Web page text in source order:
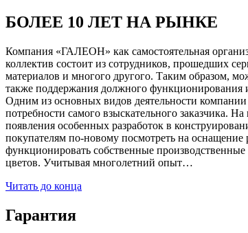
БОЛЕЕ 10 ЛЕТ НА РЫНКЕ
Компания «ГАЛЕОН» как самостоятельная
коллектив состоит из сотрудников, прошедших
материалов и многого другого. Таким образом,
также поддержания должного функционирования
Одним из основных видов деятельности
потребности самого взыскательного заказчика.
появления особенных разработок в
покупателям по-новому посмотреть на
функционировать собственные
цветов. Учитывая многолетний опыт…
Читать до конца
Гарантия